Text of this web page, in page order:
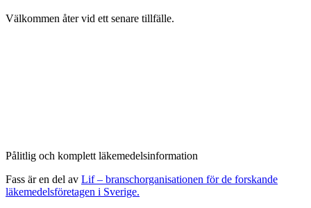
Välkommen åter vid ett senare tillfälle.
Pålitlig och komplett läkemedelsinformation
Fass är en del av Lif – branschorganisationen för de forskande
läkemedelsföretagen i Sverige.